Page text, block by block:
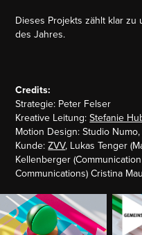
Dieses Projekts zählt klar
des Jahres.
Credits:
Strategie: Peter Felser
Kreative Leitung:Stefanie
Motion Design: Studio Numo,
Kunde:ZVV, Lukas Tenger
Kellenberger
Communications) Cristina